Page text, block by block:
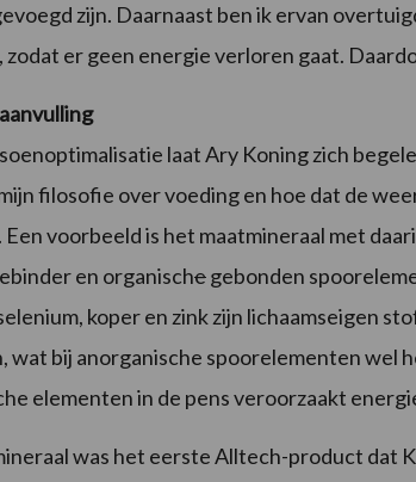
zijn. Daarnaast ben ik ervan
er geen energie verloren gaat.
laat Ary Koning zich
filosofie over voeding en hoe dat de
Een voorbeeld is het maatmineraal met
en organischegebonden
koper en zink zijn lichaamseigen
wat bij anorganische spoorelementen wel
elementen in de pens veroorzaakt
was het eerste Alltech-product dat